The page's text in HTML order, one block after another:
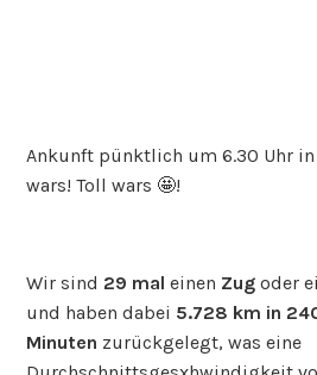
Ankunft pünktlich um 6.30 Uhr
wars! Toll wars 🤩!
Wir sind 29 mal einen Zug oder
und haben dabei 5.728 km in
Minuten zurückgelegt, was eine